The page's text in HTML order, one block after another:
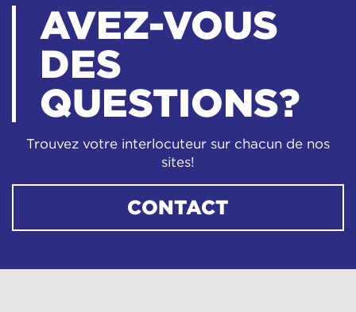
AVEZ-VOUS
DES
QUESTIONS?
Trouvez votre interlocuteur sur chacun de nos
sites!
CONTACT